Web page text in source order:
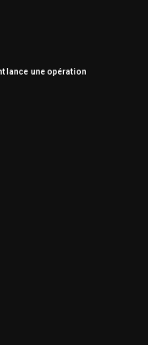
lance une opération